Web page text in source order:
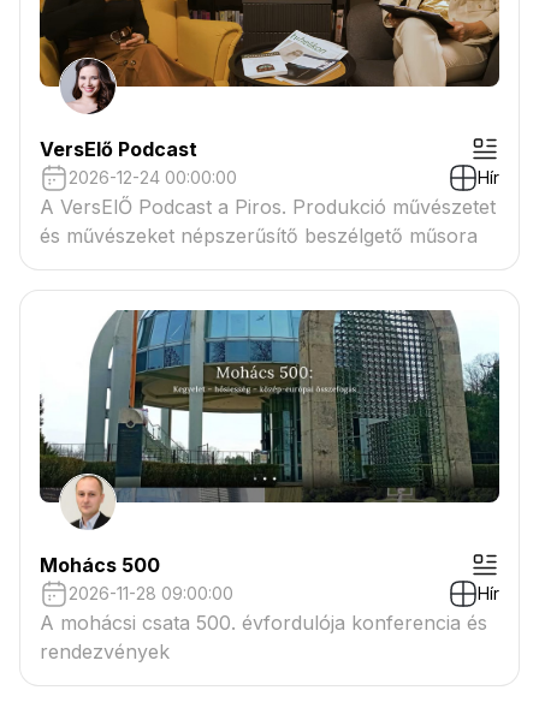
VersElő Podcast
2026-12-24 00:00:00 Hír
A VersElŐ Podcast a Piros. Produkció művészetet
és művészeket népszerűsítő beszélgető műsora
Mohács 500
2026-11-28 09:00:00 Hír
A mohácsi csata 500. évfordulója konferencia és
rendezvények